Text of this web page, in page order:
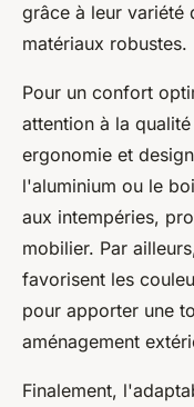
grâce à leur variété
matériaux robustes.
Pour un confort
attention à la
ergonomie et
l'aluminium ou le
aux intempéries,
mobilier. Par
favorisent les
pour apporter une
aménagement
Finalement,